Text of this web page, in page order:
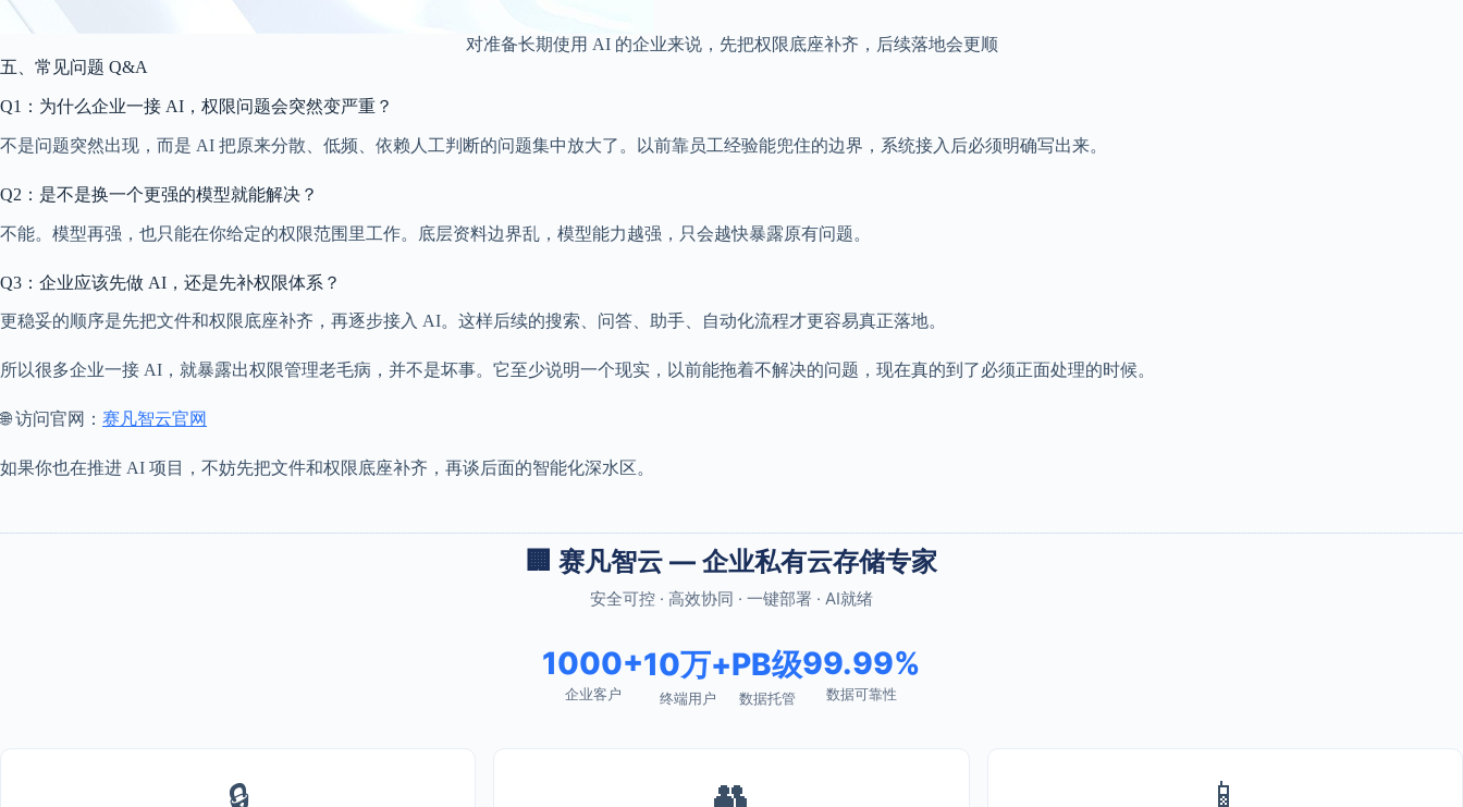
对准备长期使用 AI 的企业来说，先把权限底座补齐，后续落地会更顺
五、常见问题 Q&A
Q1：为什么企业一接 AI，权限问题会突然变严重？
不是问题突然出现，而是 AI 把原来分散、低频、依赖人工判断的问题集中放大了。以前靠员工经验能兜住的边界，系统接入后必须明确写出来。
Q2：是不是换一个更强的模型就能解决？
不能。模型再强，也只能在你给定的权限范围里工作。底层资料边界乱，模型能力越强，只会越快暴露原有问题。
Q3：企业应该先做 AI，还是先补权限体系？
更稳妥的顺序是先把文件和权限底座补齐，再逐步接入 AI。这样后续的搜索、问答、助手、自动化流程才更容易真正落地。
所以很多企业一接 AI，就暴露出权限管理老毛病，并不是坏事。它至少说明一个现实，以前能拖着不解决的问题，现在真的到了必须正面处理的时候。
🌐 访问官网： 赛凡智云官网
如果你也在推进 AI 项目，不妨先把文件和权限底座补齐，再谈后面的智能化深水区。
🏢 赛凡智云 — 企业私有云存储专家
安全可控 · 高效协同 · 一键部署 · AI就绪
1000+
企业客户
10万+
终端用户
PB级
数据托管
99.99%
数据可靠性
🔒 👥 📱